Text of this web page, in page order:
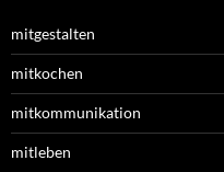
mitgestalten
mitkochen
mitkommunikation
mitleben